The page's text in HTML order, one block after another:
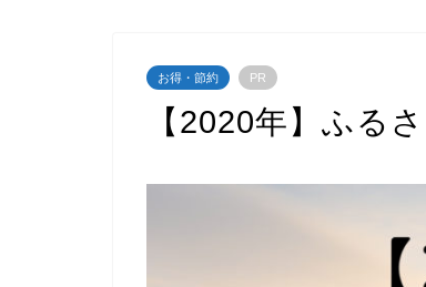
お得・節約 PR
【2020年】ふる